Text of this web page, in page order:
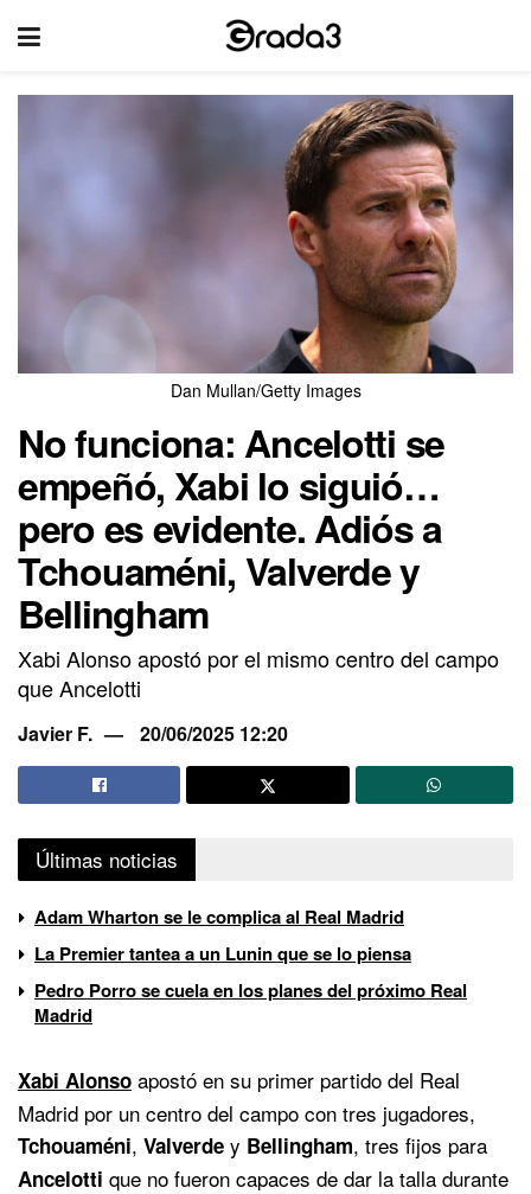
Dan Mullan/Getty Images
No funciona: Ancelotti se
empeñó, Xabi lo siguió…
pero es evidente. Adiós a
Tchouaméni, Valverde y
Bellingham
Xabi Alonso apostó por el mismo centro del campo
que Ancelotti
Javier F. 20/06/2025 12:20
Últimas noticias
Adam Wharton se le complica al Real Madrid
La Premier tantea a un Lunin que se lo piensa
Pedro Porro se cuela en los planes del próximo Real
Madrid
Xabi Alonso apostó en su primer partido del Real
Madrid por un centro del campo con tres jugadores,
Tchouaméni, Valverde y Bellingham, tres fijos para
Ancelotti que no fueron capaces de dar la talla durante